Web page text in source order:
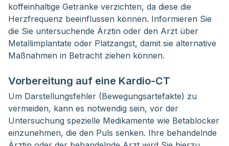
koffeinhaltige Getränke verzichten, da diese die
Herzfrequenz beeinflussen können. Informieren Sie
die Sie untersuchende Ärztin oder den Arzt über
Metallimplantate oder Platzangst, damit sie alternative
Maßnahmen in Betracht ziehen können.
Vorbereitung auf eine Kardio-CT
Um Darstellungsfehler (Bewegungsartefakte) zu
vermeiden, kann es notwendig sein, vor der
Untersuchung spezielle Medikamente wie Betablocker
einzunehmen, die den Puls senken. Ihre behandelnde